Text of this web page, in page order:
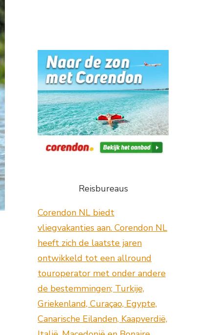
Reisbureaus
Corendon NL biedt
vliegvakanties aan. Corendon NL
heeft zich de laatste jaren
ontwikkeld tot een allround
touroperator met onder andere
de bestemmingen; Turkije,
Griekenland, Curaçao, Egypte,
Canarische Eilanden, Kaapverdië,